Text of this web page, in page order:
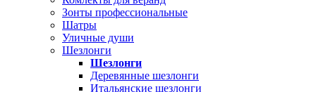
Зонты профессиональные
Шатры
Уличные души
Шезлонги
Шезлонги
Деревянные шезлонги
Итальянские шезлонги